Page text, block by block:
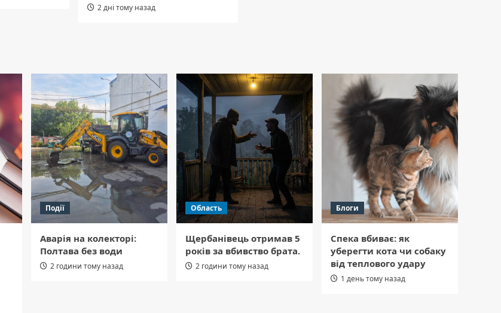
2 дні тому назад
Події
Аварія на колекторі:
Полтава без води
2 години тому назад
Область
Щербанівець отримав 5
років за вбивство брата.
2 години тому назад
Блоги
Спека вбиває: як
уберегти кота чи собаку
від теплового удару
1 день тому назад